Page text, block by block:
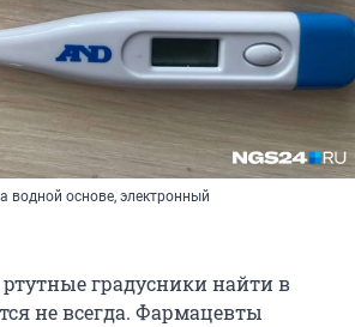
водной основе, электронный
градусники найти в
не всегда. Фармацевты